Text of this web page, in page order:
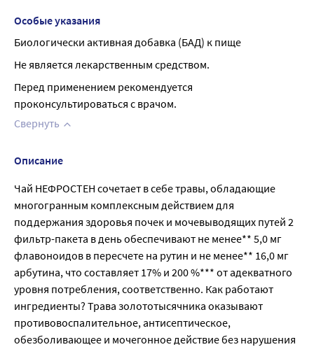
Особые указания
Биологически активная добавка (БАД) к пище
Не является лекарственным средством.
Перед применением рекомендуется
проконсультироваться с врачом.
Свернуть
Описание
Чай НЕФРОСТЕН сочетает в себе травы, обладающие
многогранным комплексным действием для
поддержания здоровья почек и мочевыводящих путей 2
фильтр-пакета в день обеспечивают не менее** 5,0 мг
флавоноидов в пересчете на рутин и не менее** 16,0 мг
арбутина, что составляет 17% и 200 %*** от адекватного
уровня потребления, соответственно. Как работают
ингредиенты? Трава золототысячника оказывают
противовоспалительное, антисептическое,
обезболивающее и мочегонное действие без нарушения